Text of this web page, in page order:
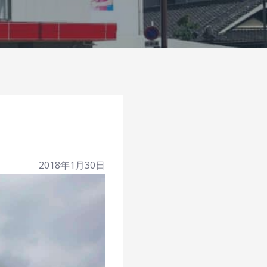
2018年1月30日